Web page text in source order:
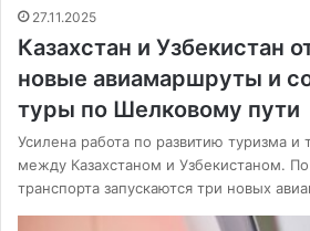
27.11.2025
Казахстан и Узбекистан
новые авиамаршруты и
туры по Шелковому пути
Усилена работа по развитию туризма и
между Казахстаном и Узбекистаном.
транспорта запускаются три новых